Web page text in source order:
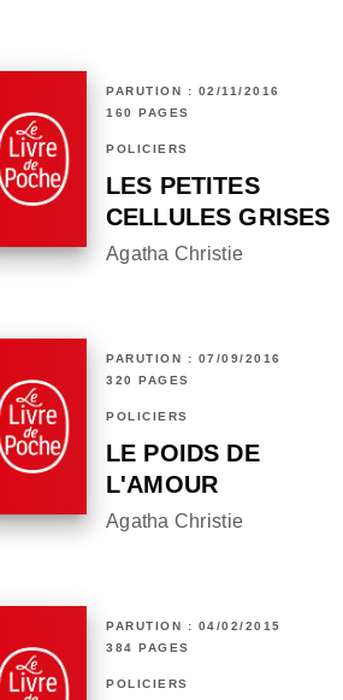
PARUTION : 02/11/2016
160 PAGES
POLICIERS
LES PETITES
CELLULES GRISES
Agatha Christie
PARUTION : 07/09/2016
320 PAGES
POLICIERS
LE POIDS DE
L'AMOUR
Agatha Christie
PARUTION : 04/02/2015
384 PAGES
POLICIERS